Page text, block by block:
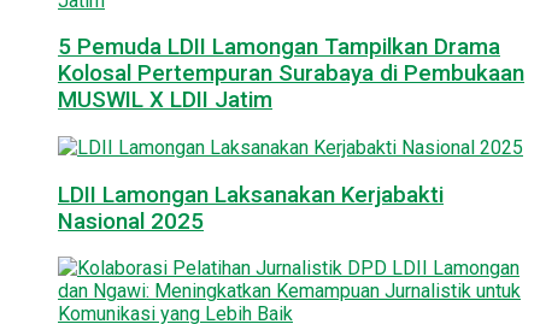
5 Pemuda LDII Lamongan Tampilkan Drama
Kolosal Pertempuran Surabaya di Pembukaan
MUSWIL X LDII Jatim
LDII Lamongan Laksanakan Kerjabakti
Nasional 2025